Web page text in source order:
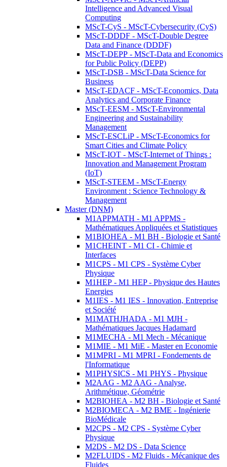
Intelligence and Advanced Visual
Computing
MScT-CyS - MScT-Cybersecurity (CyS)
MScT-DDDF - MScT-Double Degree
Data and Finance (DDDF)
MScT-DEPP - MScT-Data and Economics
for Public Policy (DEPP)
MScT-DSB - MScT-Data Science for
Business
MScT-EDACF - MScT-Economics, Data
Analytics and Corporate Finance
MScT-EESM - MScT-Environmental
Engineering and Sustainability
Management
MScT-ESCLiP - MScT-Economics for
Smart Cities and Climate Policy
MScT-IOT - MScT-Internet of Things :
Innovation and Management Program
(IoT)
MScT-STEEM - MScT-Energy
Environment : Science Technology &
Management
Master (DNM)
M1APPMATH - M1 APPMS -
Mathématiques Appliquées et Statistiques
M1BIOHEA - M1 BH - Biologie et Santé
M1CHEINT - M1 CI - Chimie et
Interfaces
M1CPS - M1 CPS - Système Cyber
Physique
M1HEP - M1 HEP - Physique des Hautes
Energies
M1IES - M1 IES - Innovation, Entreprise
et Société
M1MATHJHADA - M1 MJH -
Mathématiques Jacques Hadamard
M1MECHA - M1 Mech - Mécanique
M1MIE - M1 MiE - Master en Economie
M1MPRI - M1 MPRI - Fondements de
l'Informatique
M1PHYSICS - M1 PHYS - Physique
M2AAG - M2 AAG - Analyse,
Arithmétique, Géométrie
M2BIOHEA - M2 BH - Biologie et Santé
M2BIOMECA - M2 BME - Ingénierie
BioMédicale
M2CPS - M2 CPS - Système Cyber
Physique
M2DS - M2 DS - Data Science
M2FLUIDS - M2 Fluids - Mécanique des
Fluides